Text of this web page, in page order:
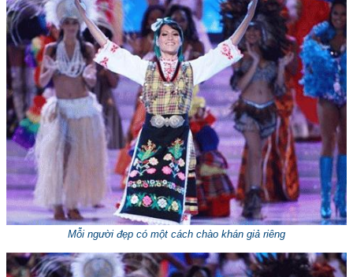
Mỗi người đẹp có một cách chào khán giả riêng